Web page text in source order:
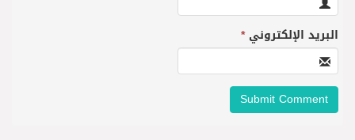
البريد الإلكتروني*